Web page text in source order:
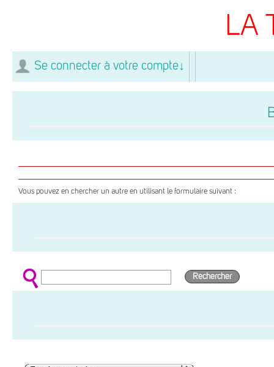
LA
Se connecter à votre compte↓
Vous pouvez en chercher un autre en utilisant le formulaire suivant :
Rechercher